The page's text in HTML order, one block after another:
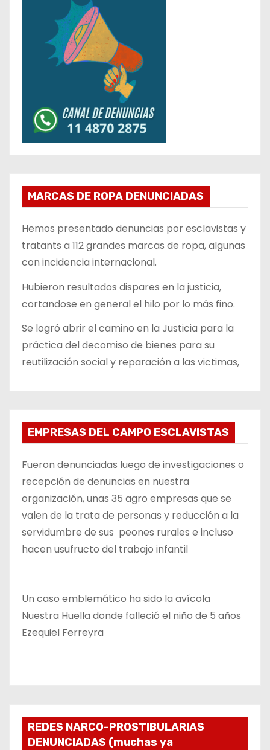
MARCAS DE ROPA DENUNCIADAS
Hemos presentado denuncias por esclavistas y
tratants a 112 grandes marcas de ropa, algunas
con incidencia internacional.
Hubieron resultados dispares en la justicia,
cortandose en general el hilo por lo más fino.
Se logró abrir el camino en la Justicia para la
práctica del decomiso de bienes para su
reutilización social y reparación a las victimas,
EMPRESAS DEL CAMPO ESCLAVISTAS
Fueron denunciadas luego de investigaciones o
recepción de denuncias en nuestra
organización, unas 35 agro empresas que se
valen de la trata de personas y reducción a la
servidumbre de sus peones rurales e incluso
hacen usufructo del trabajo infantil
Un caso emblemático ha sido la avícola
Nuestra Huella donde falleció el niño de 5 años
Ezequiel Ferreyra
REDES NARCO-PROSTIBULARIAS
DENUNCIADAS (muchas ya